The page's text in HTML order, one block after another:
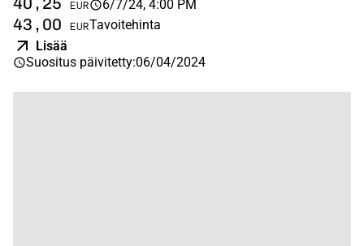
40,25 EUR 6/7/24, 4:00 PM
43,00 EURTavoitehinta
Lisää
Suositus päivitetty:06/04/2024